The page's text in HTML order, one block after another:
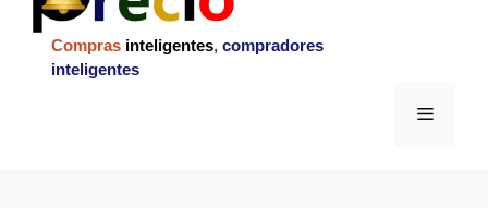
Compras inteligentes, compradores
inteligentes
Menu